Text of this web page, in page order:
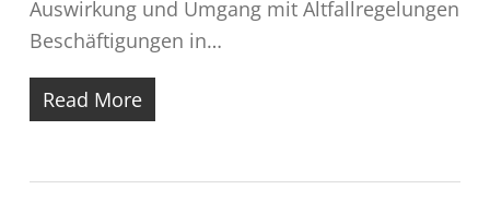
Auswirkung und Umgang mit Altfallregelungen
Beschäftigungen in…
Read More